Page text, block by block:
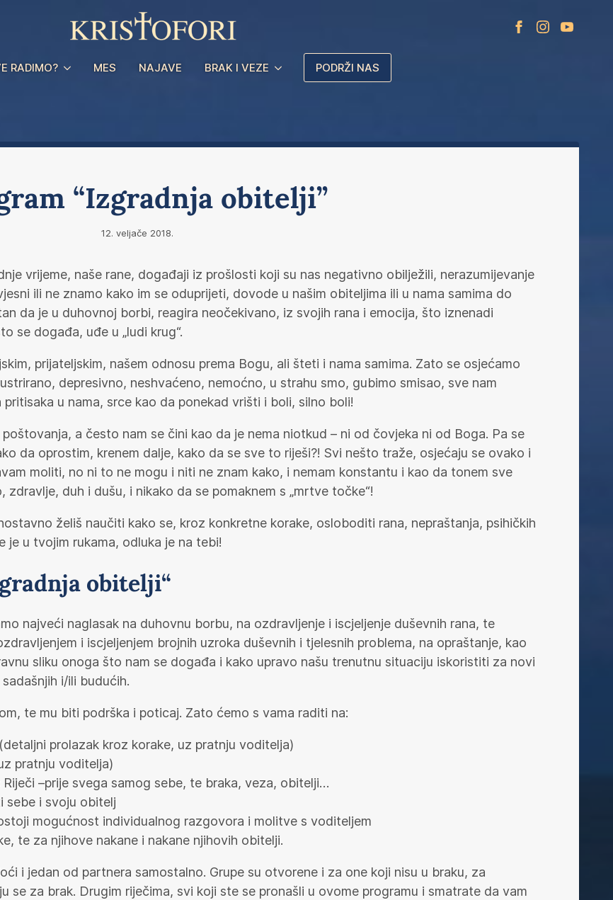
RADIMO? MES NAJAVE BRAK I VEZE PODRŽI NAS
“Izgradnja obitelji”
12. veljače 2018.
vrijeme, naše rane, događaji iz prošlosti koji su nas negativno obilježili, nerazumijevanje
ili ne znamo kako im se oduprijeti, dovode u našim obiteljima ili u nama samima do
da je u duhovnoj borbi, reagira neočekivano, iz svojih rana i emocija, što iznenadi
se događa, uđe u „ludi krug“.
prijateljskim, našem odnosu prema Bogu, ali šteti i nama samima. Zato se osjećamo
depresivno, neshvaćeno, nemoćno, u strahu smo, gubimo smisao, sve nam
u nama, srce kao da ponekad vrišti i boli, silno boli!
a često nam se čini kao da je nema niotkud – ni od čovjeka ni od Boga. Pa se
da oprostim, krenem dalje, kako da se sve to riješi?! Svi nešto traže, osjećaju se ovako i
moliti, no ni to ne mogu i niti ne znam kako, i nemam konstantu i kao da tonem sve
duh i dušu, i nikako da se pomaknem s „mrtve točke“!
želiš naučiti kako se, kroz konkretne korake, osloboditi rana, nepraštanja, psihičkih
je u tvojim rukama, odluka je na tebi!
obitelji“
najveći naglasak na duhovnu borbu, na ozdravljenje i iscjeljenje duševnih rana, te
i iscjeljenjem brojnih uzroka duševnih i tjelesnih problema, na opraštanje, kao
sliku onoga što nam se događa i kako upravo našu trenutnu situaciju iskoristiti za novi
i/ili budućih.
te mu biti podrška i poticaj. Zato ćemo s vama raditi na:
prolazak kroz korake, uz pratnju voditelja)
pratnju voditelja)
–prije svega samog sebe, te braka, veza, obitelji…
sebe i svoju obitelj
mogućnost individualnog razgovora i molitve s voditeljem
te za njihove nakane i nakane njihovih obitelji.
i jedan od partnera samostalno. Grupe su otvorene i za one koji nisu u braku, za
se za brak. Drugim riječima, svi koji ste se pronašli u ovome programu i smatrate da vam